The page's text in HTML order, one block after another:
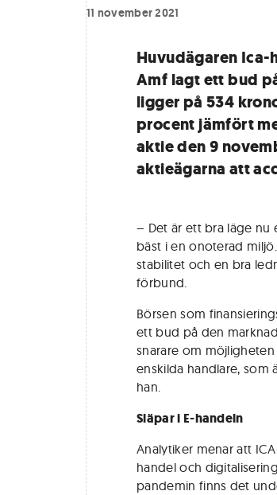
11 november 2021
Huvudägaren Ica-
Amf lagt ett bud
ligger på 534
procent jämfört
aktie den 9
aktieägarna att
– Det är ett bra läge nu
bäst i en onoterad
stabilitet och en bra
förbund.
Börsen som
ett bud på den
snarare om
enskilda handlare, som
han.
Släpar i E-handeln
Analytiker menar att
handel och
pandemin finns det